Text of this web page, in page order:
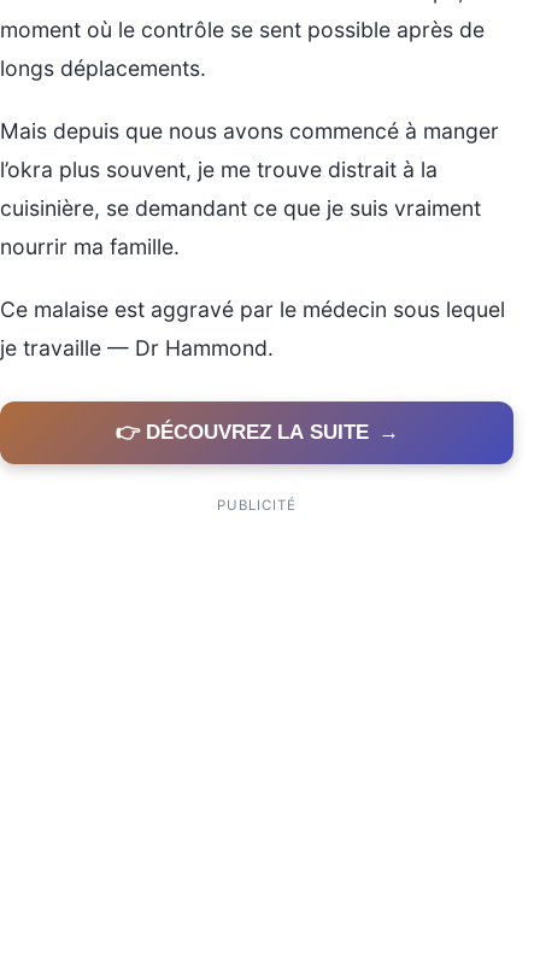
moment où le contrôle se sent possible après de
longs déplacements.
Mais depuis que nous avons commencé à manger
l’okra plus souvent, je me trouve distrait à la
cuisinière, se demandant ce que je suis vraiment
nourrir ma famille.
Ce malaise est aggravé par le médecin sous lequel
je travaille — Dr Hammond.
👉 DÉCOUVREZ LA SUITE →
PUBLICITÉ